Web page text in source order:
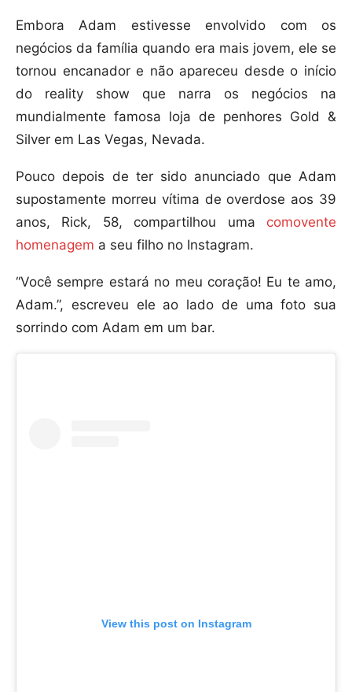
Embora Adam estivesse envolvido com os
negócios da família quando era mais jovem, ele se
tornou encanador e não apareceu desde o início
do reality show que narra os negócios na
mundialmente famosa loja de penhores Gold &
Silver em Las Vegas, Nevada.
Pouco depois de ter sido anunciado que Adam
supostamente morreu vítima de overdose aos 39
anos, Rick, 58, compartilhou uma comovente
homenagem a seu filho no Instagram.
“Você sempre estará no meu coração! Eu te amo,
Adam.”, escreveu ele ao lado de uma foto sua
sorrindo com Adam em um bar.
View this post on Instagram